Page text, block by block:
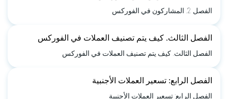
الفصل 2. المشاركون في الفوركس
الفصل الثالث. كيف يتم تصنيف العملات في الفوركس
الفصل الثالث. كيف يتم تصنيف العملات في الفوركس
الفصل الرابع: تسعير العملات الأجنبية
الفصل الرابع: تسعير العملات الأجنبية